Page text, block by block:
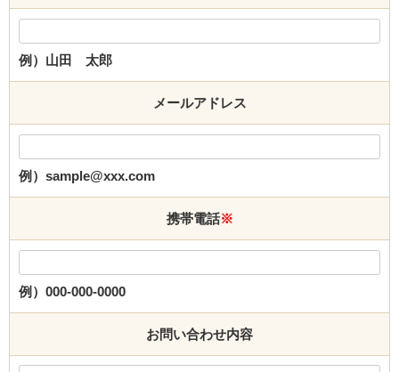
例）山田 太郎
メールアドレス
例）sample@xxx.com
携帯電話※
例）000-000-0000
お問い合わせ内容